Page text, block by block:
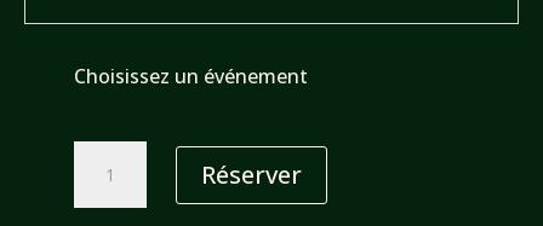
Choisissez un événement
Réserver